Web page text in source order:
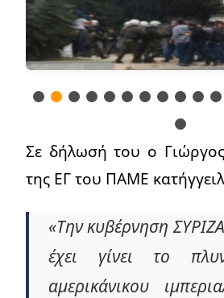
Σε δήλωσή του ο
της ΕΓ του ΠΑΜΕ
«Την κυβέρνηση
έχει γίνει το
αμερικάνικου